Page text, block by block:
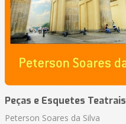
Peças e Esquetes Teatrais
Peterson Soares da Silva